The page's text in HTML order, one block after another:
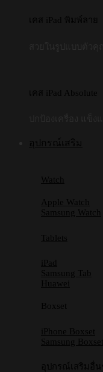
เคส iPad พิมพ์ลาย
เคส iPad Absolute
อุปกรณ์เสริม
Watch
Apple Watch
Samsung Watch
Tablets
iPad
Samsung Tab
Huawei
Boxset
iPhone Boxset
Samsung Boxset
อุปกรณ์เสริมอื่นๆ